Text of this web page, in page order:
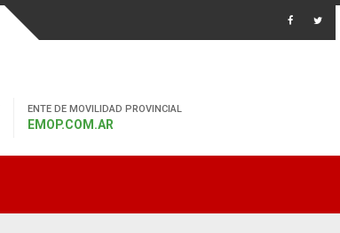
ENTE DE MOVILIDAD PROVINCIAL
EMOP.COM.AR